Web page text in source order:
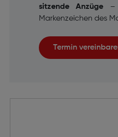
sitzende Anzüge –
Markenzeichen des
Termin